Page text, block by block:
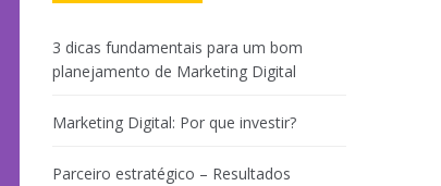
3 dicas fundamentais para um bom
planejamento de Marketing Digital
Marketing Digital: Por que investir?
Parceiro estratégico – Resultados